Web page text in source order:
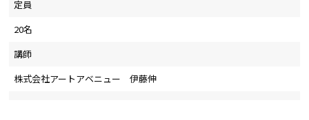
定員
20名
講師
株式会社アートアベニュー 伊藤伸